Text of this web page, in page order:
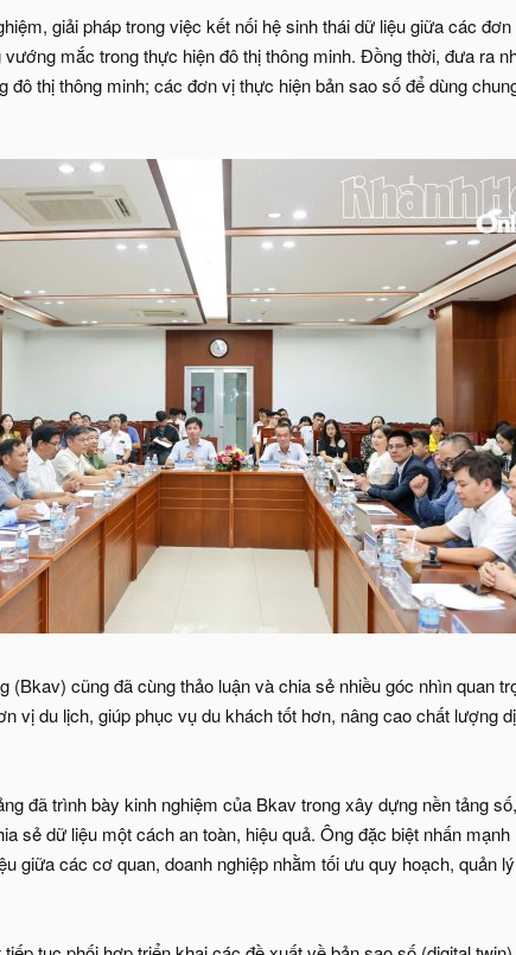
giải pháp trong việc kết nối hệ sinh thái dữ liệu giữa các
mắc trong thực hiện đô thị thông minh. Đồng thời, đưa ra
thị thông minh; các đơn vị thực hiện bản sao số để dùng
(Bkav) cũng đã cùng thảo luận và chia sẻ nhiều góc nhìn quan
vị du lịch, giúp phục vụ du khách tốt hơn, nâng cao chất lượng
đã trình bày kinh nghiệm của Bkav trong xây dựng nền tảng
sẻ dữ liệu một cách an toàn, hiệu quả. Ông đặc biệt nhấn
giữa các cơ quan, doanh nghiệp nhằm tối ưu quy hoạch, quản